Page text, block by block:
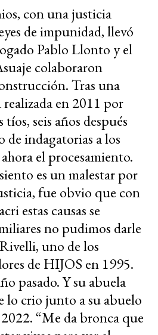
con una justicia
de impunidad, llevó
Pablo Llonto y el
colaboraron
Tras una
en 2011 por
seis años después
indagatorias a los
el procesamiento.
es un malestar por
fue obvio que con
estas causas se
no pudimos darle
uno de los
de HIJOS en 1995.
pasado. Y su abuela
lo crio junto a su abuelo
“Me da bronca que